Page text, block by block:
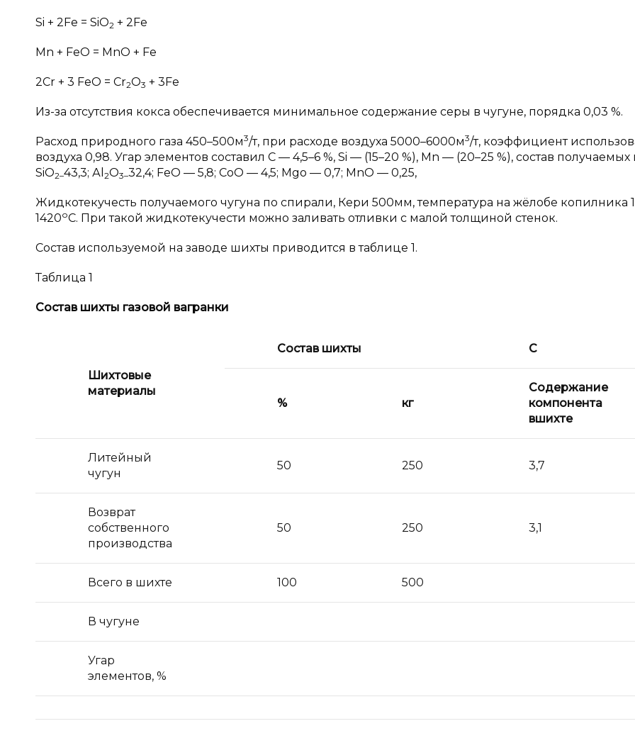
Si + 2Fe = SiO2 + 2Fe
Mn + FeO = MnO + Fe
2Cr + 3 FeO = Cr2O3 + 3Fe
Из-за отсутствия кокса обеспечивается минимальное содержание серы в чугуне, порядка 0,03 %.
Расход природного газа 450–500м3/т, при расходе воздуха 5000–6000м3/т, коэффициент
воздуха 0,98. Угар элементов составил С — 4,5–6 %, Si — (15–20 %), Mn — (20–25 %), состав
SiO2–43,3; Аl 2O3–32,4; FeO — 5,8; CoO — 4,5; Mgo — 0,7; MnO — 0,25,
Жидкотекучесть получаемого чугуна по спирали, Кери 500мм, температура на жёлобе копилника
1420оС. При такой жидкотекучести можно заливать отливки с малой толщиной стенок.
Состав используемой на заводе шихты приводится в таблице 1.
Таблица 1
Состав шихты газовой вагранки
Шихтовые
материалы
Состав шихты C
% кг
Содержание
компонента
вшихте
Литейный
чугун
50 250 3,7
Возврат
собственного
производства
50 250 3,1
Всего в шихте 100 500
В чугуне
Угар
элементов, %